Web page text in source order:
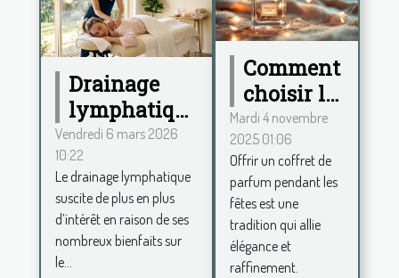
Drainage
lymphatique
: quelle
approche
choisir pour
le bien-être
féminin ?
Vendredi 6 mars 2026
10:22
Le drainage lymphatique
suscite de plus en plus
d’intérêt en raison de ses
nombreux bienfaits sur
le...
Comment
choisir le
coffret de
parfum
idéal pour
les fêtes ?
Mardi 4 novembre
2025 01:06
Offrir un coffret de
parfum pendant les
fêtes est une
tradition qui allie
élégance et
raffinement.